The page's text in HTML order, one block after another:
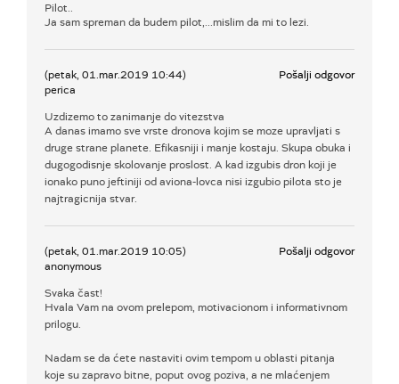
Pilot..
Ja sam spreman da budem pilot,...mislim da mi to lezi.
(petak, 01.mar.2019 10:44)
perica
Pošalji odgovor
Uzdizemo to zanimanje do vitezstva
A danas imamo sve vrste dronova kojim se moze upravljati s
druge strane planete. Efikasniji i manje kostaju. Skupa obuka i
dugogodisnje skolovanje proslost. A kad izgubis dron koji je
ionako puno jeftiniji od aviona-lovca nisi izgubio pilota sto je
najtragicnija stvar.
(petak, 01.mar.2019 10:05)
anonymous
Pošalji odgovor
Svaka čast!
Hvala Vam na ovom prelepom, motivacionom i informativnom
prilogu.
Nadam se da ćete nastaviti ovim tempom u oblasti pitanja
koje su zapravo bitne, poput ovog poziva, a ne mlaćenjem